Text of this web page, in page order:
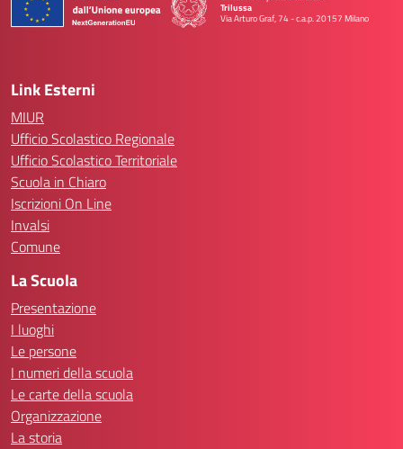
Trilussa
Via Arturo Graf, 74 - c.a.p. 20157 Milano
— Visita la pagina iniziale della scuola
Link Esterni
MIUR
Ufficio Scolastico Regionale
Ufficio Scolastico Territoriale
Scuola in Chiaro
Iscrizioni On Line
Invalsi
Comune
La Scuola
Presentazione
I luoghi
Le persone
I numeri della scuola
Le carte della scuola
Organizzazione
La storia